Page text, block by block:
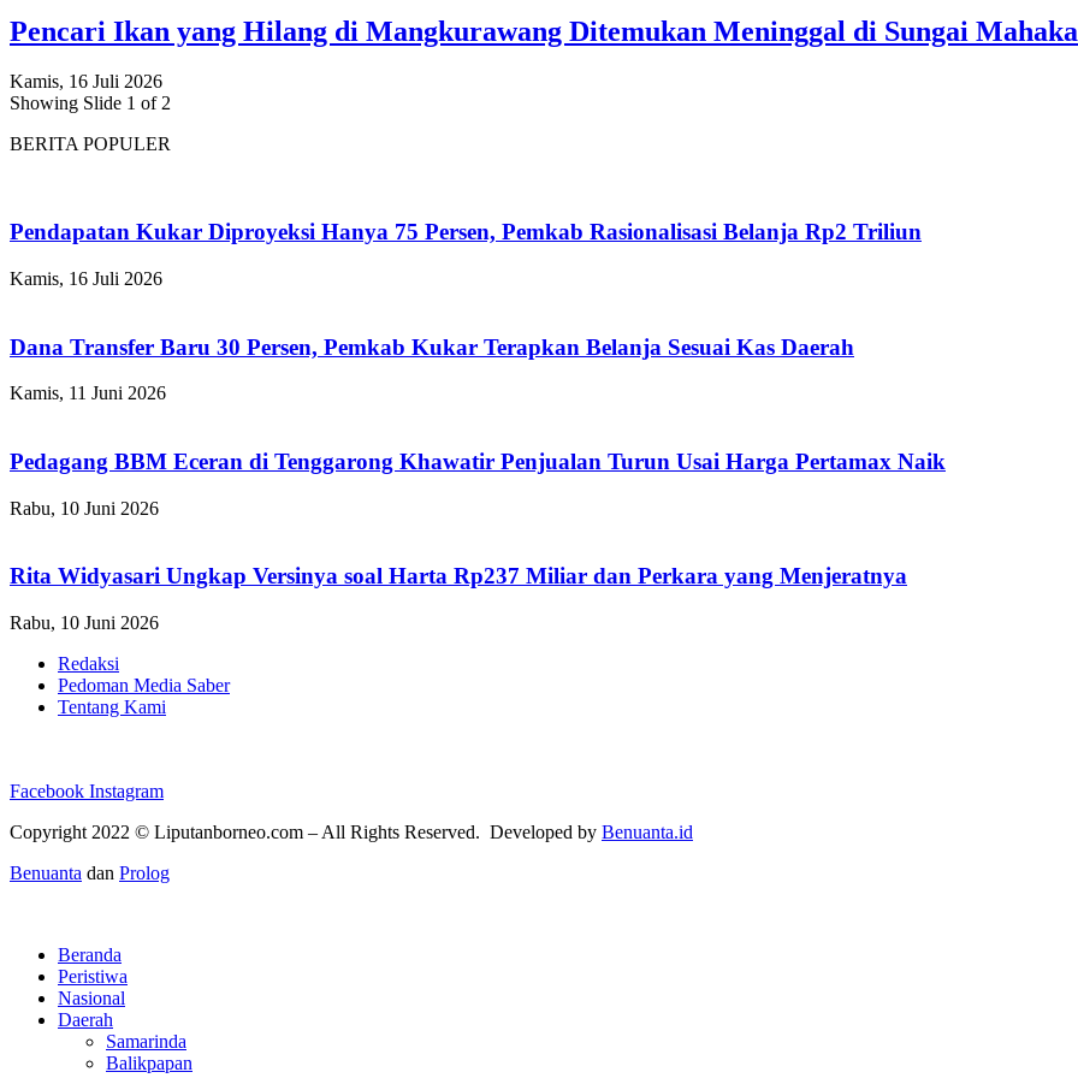
Pencari Ikan yang Hilang di Mangkurawang Ditemukan Meninggal di Sungai
Kamis, 16 Juli 2026
Showing Slide 1 of 2
BERITA POPULER
Pendapatan Kukar Diproyeksi Hanya 75 Persen, Pemkab Rasionalisasi Belanja Rp2 Triliun
Kamis, 16 Juli 2026
Dana Transfer Baru 30 Persen, Pemkab Kukar Terapkan Belanja Sesuai Kas Daerah
Kamis, 11 Juni 2026
Pedagang BBM Eceran di Tenggarong Khawatir Penjualan Turun Usai Harga Pertamax Naik
Rabu, 10 Juni 2026
Rita Widyasari Ungkap Versinya soal Harta Rp237 Miliar dan Perkara yang Menjeratnya
Rabu, 10 Juni 2026
Redaksi
Pedoman Media Saber
Tentang Kami
Facebook Instagram
Copyright 2022 © Liputanborneo.com – All Rights Reserved. Developed by Benuanta.id
Benuanta dan Prolog
Beranda
Peristiwa
Nasional
Daerah
Samarinda
Balikpapan